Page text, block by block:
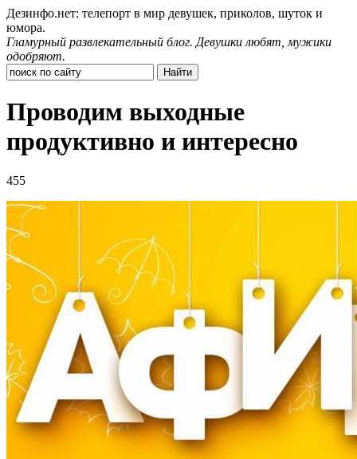
Дезинфо.нет: телепорт в мир девушек, приколов, шуток и
юмора.
Гламурный развлекательный блог. Девушки любят, мужики
одобряют.
Проводим выходные
продуктивно и интересно
455